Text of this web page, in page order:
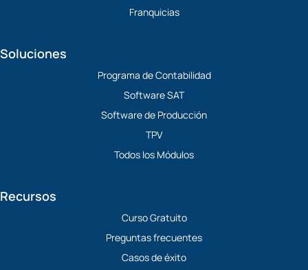
Franquicias
Soluciones
Programa de Contabilidad
Software SAT
Software de Producción
TPV
Todos los Módulos
Recursos
Curso Gratuito
Preguntas frecuentes
Casos de éxito